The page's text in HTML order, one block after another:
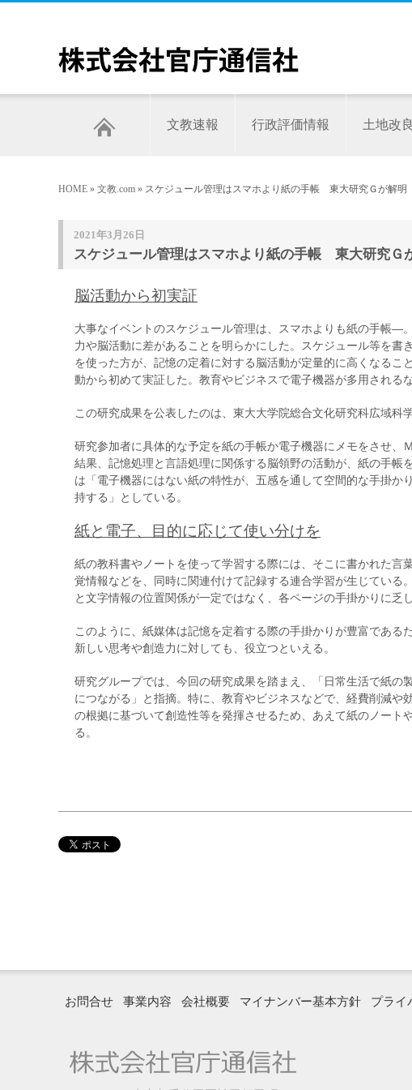
文教速報 行政評価情報 土地改
HOME » 文教.com » スケジュール管理はスマホより紙の手帳 東大研究Ｇが解明
2021年3月26日
スケジュール管理はスマホより紙の手帳 東大研究Ｇ
脳活動から初実証
大事なイベントのスケジュール管理は、スマホよりも紙の手帳―
力や脳活動に差があることを明らかにした。スケジュール等を
を使った方が、記憶の定着に対する脳活動が定量的に高くなる
動から初めて実証した。教育やビジネスで電子機器が多用される
この研究成果を公表したのは、東大大学院総合文化研究科広域科
研究参加者に具体的な予定を紙の手帳か電子機器にメモをさせ
結果、記憶処理と言語処理に関係する脳領野の活動が、紙の手
は「電子機器にはない紙の特性が、五感を通して空間的な手掛
持する」としている。
紙と電子、目的に応じて使い分けを
紙の教科書やノートを使って学習する際には、そこに書かれた
覚情報などを、同時に関連付けて記録する連合学習が生じてい
と文字情報の位置関係が一定ではなく、各ページの手掛かりに乏
このように、紙媒体は記憶を定着する際の手掛かりが豊富であ
新しい思考や創造力に対しても、役立つといえる。
研究グループでは、今回の研究成果を踏まえ、「日常生活で紙
につながる」と指摘。特に、教育やビジネスなどで、経費削減
の根拠に基づいて創造性等を発揮させるため、あえて紙のノー
る。
お問合せ 事業内容 会社概要 マイナンバー基本方針 プライ